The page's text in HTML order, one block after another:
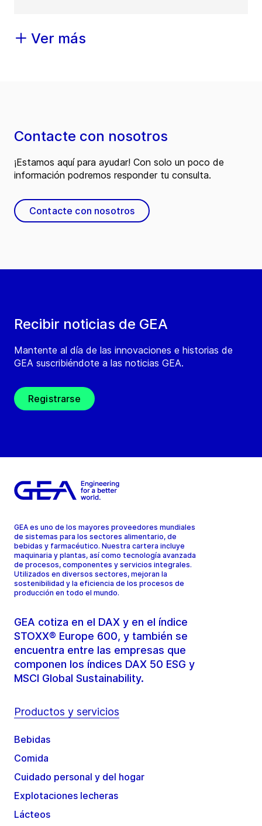
Ver más
Recibir noticias de GEA
Mantente al día de las innovaciones e historias de
GEA suscribiéndote a las noticias GEA.
Registrarse
Contacte con nosotros
¡Estamos aquí para ayudar! Con solo un poco de
información podremos responder tu consulta.
Contacte con nosotros
GEA es uno de los mayores proveedores mundiales
de sistemas para los sectores alimentario, de
bebidas y farmacéutico. Nuestra cartera incluye
maquinaria y plantas, así como tecnología avanzada
de procesos, componentes y servicios integrales.
Utilizados en diversos sectores, mejoran la
sostenibilidad y la eficiencia de los procesos de
producción en todo el mundo.
GEA cotiza en el DAX y en el índice
STOXX® Europe 600, y también se
encuentra entre las empresas que
componen los índices DAX 50 ESG y
MSCI Global Sustainability.
Productos y servicios
Bebidas
Comida
Cuidado personal y del hogar
Explotaciones lecheras
Lácteos